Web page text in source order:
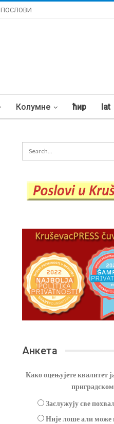
ПОСЛОВИ
Колумне ћир lat
Анкета
Како оцењујете квалитет
Заслужују све
Није лоше али може